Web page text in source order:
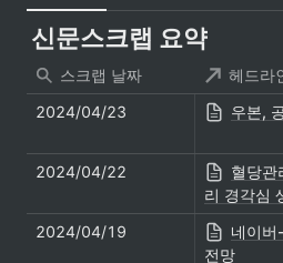
신문스크랩 요약
스크랩 날짜
헤드라
2024/04/23
우본,
2024/04/22
혈당
리 경각심
2024/04/19
네이버
전망